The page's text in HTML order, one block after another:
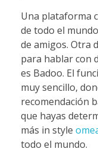
Una plataforma
de todo el
de amigos. Otra
para hablar con
es Badoo. El
muy sencillo,
recomendación
que hayas
más in style
todo el mundo.